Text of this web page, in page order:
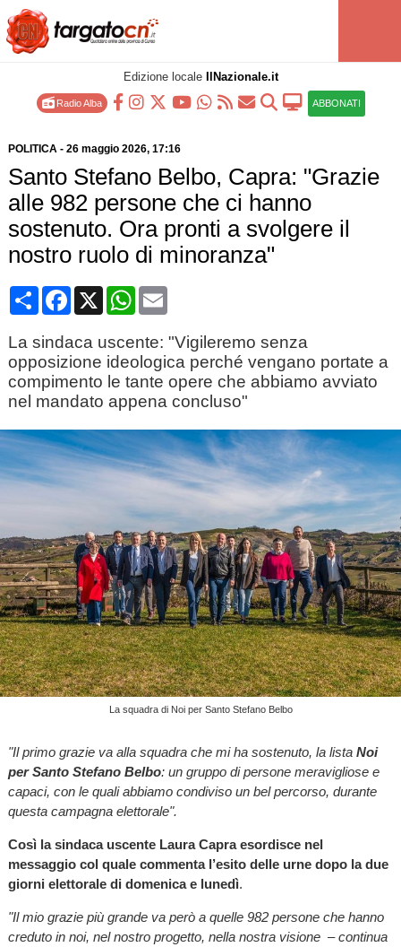
Edizione locale IlNazionale.it
Radio Alba ABBONATI
POLITICA- 26 maggio 2026, 17:16
Santo Stefano Belbo, Capra: "Grazie
alle 982 persone che ci hanno
sostenuto. Ora pronti a svolgere il
nostro ruolo di minoranza"
CondividiFacebook
X WhatsApp
Email
La sindaca uscente: "Vigileremo senza
opposizione ideologica perché vengano portate a
compimento le tante opere che abbiamo avviato
nel mandato appena concluso"
La squadra di Noi per Santo Stefano Belbo
"Il primo grazie va alla squadra che mi ha sostenuto, la lista Noi
per Santo Stefano Belbo: un gruppo di persone meravigliose e
capaci, con le quali abbiamo condiviso un bel percorso, durante
questa campagna elettorale".
Così la sindaca uscente Laura Capra esordisce nel
messaggio col quale commenta l’esito delle urne dopo la due
giorni elettorale di domenica e lunedì.
"Il mio grazie più grande va però a quelle 982 persone che hanno
creduto in noi, nel nostro progetto, nella nostra visione – continua